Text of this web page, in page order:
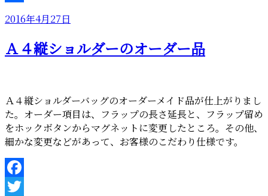
Link
投
日:
2016年4月27日
Ａ４縦ショルダーのオーダー品
Ａ４縦ショルダーバッグのオーダーメイド品が仕上がりまし
た。オーダー項目は、フラップの長さ延長と、フラップ留め
をホックボタンからマグネットに変更したところ。その他、
細かな変更などがあって、お客様のこだわり仕様です。
Facebook